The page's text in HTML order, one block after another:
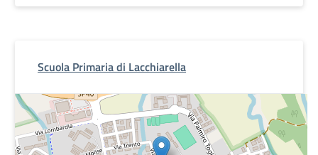
Scuola Primaria di Lacchiarella